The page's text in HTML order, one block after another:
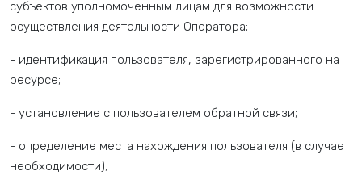
субъектов уполномоченным лицам для возможности
осуществления деятельности Оператора;
- идентификация пользователя, зарегистрированного на
ресурсе;
- установление с пользователем обратной связи;
- определение места нахождения пользователя (в случае
необходимости);